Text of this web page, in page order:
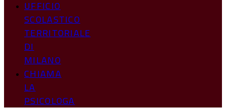
UFFICIO
SCOLASTICO
TERRITORIALE
DI
MILANO
CHIAMA
LA
PSICOLOGA